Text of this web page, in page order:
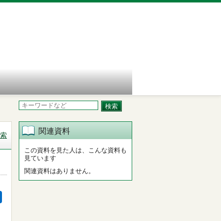
関連資料
この資料を見た人は、こんな資料も
見ています
関連資料はありません。